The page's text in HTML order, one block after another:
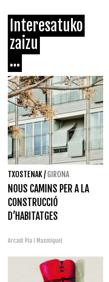
Interesatuko
zaizu
...
TXOSTENAK/ GIRONA
NOUS CAMINS PER A LA
CONSTRUCCIÓ
D’HABITATGES
Arcadi Pla i Masmiquel